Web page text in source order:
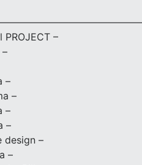
–
–
–
–
–
design –
–